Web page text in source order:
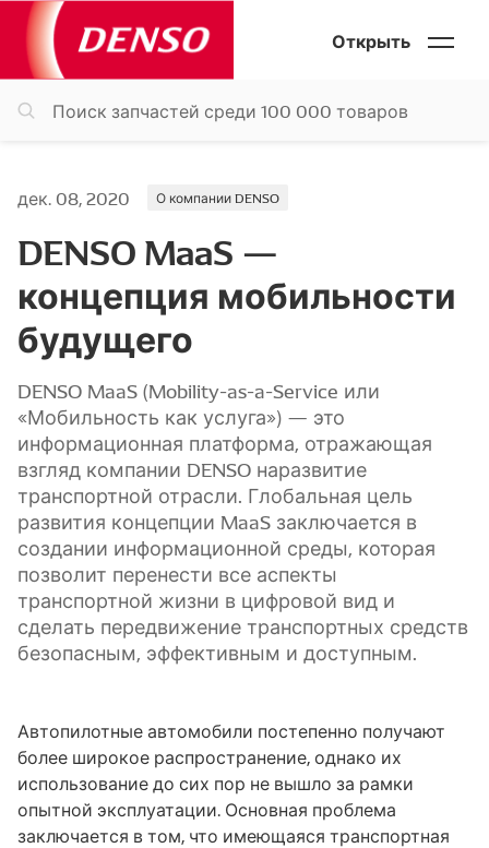
Открыть
дек. 08, 2020 О компании DENSO
DENSO MaaS —
концепция мобильности
будущего
DENSO MaaS (Mobility-as-a-Service или
«Мобильность как услуга») — это
информационная платформа, отражающая
взгляд компании DENSO наразвитие
транспортной отрасли. Глобальная цель
развития концепции MaaS заключается в
создании информационной среды, которая
позволит перенести все аспекты
транспортной жизни в цифровой вид и
сделать передвижение транспортных средств
безопасным, эффективным и доступным.
Автопилотные автомобили постепенно получают
более широкое распространение, однако их
использование до сих пор не вышло за рамки
опытной эксплуатации. Основная проблема
заключается в том, что имеющаяся транспортная